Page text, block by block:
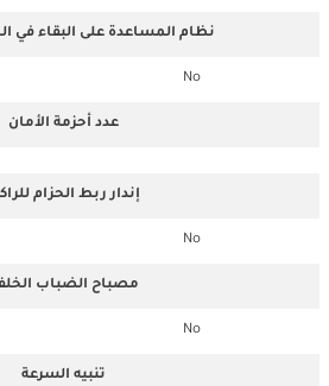
نظام المساعدة على البقاء في
No
عدد أحزمة الأمان
إندار ربط الحزام
No
مصباح الضباب
No
تنبيه السرعة